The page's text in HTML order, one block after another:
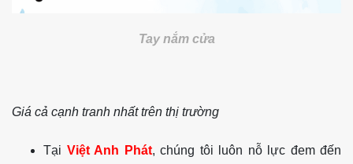
Tay nắm cửa
Giá cả cạnh tranh nhất trên thị trường
Tại Việt Anh Phát, chúng tôi luôn nỗ lực đem đến